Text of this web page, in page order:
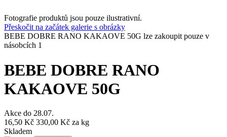
Fotografie produktů jsou pouze ilustrativní.
Přeskočit na začátek galerie s obrázky
BEBE DOBRE RANO KAKAOVE 50G lze zakoupit pouze v
násobcích 1
BEBE DOBRE RANO
KAKAOVE 50G
Akce do 28.07.
16,50 Kč 330,00 Kč za kg
Skladem